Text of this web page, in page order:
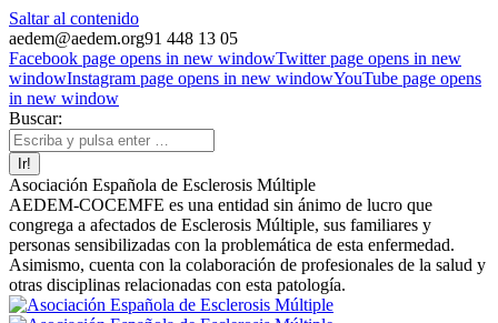
Saltar al contenido
aedem@aedem.org91 448 13 05
Facebook page opens in new windowTwitter page opens in new
windowInstagram page opens in new windowYouTube page opens
in new window
Buscar:
Asociación Española de Esclerosis Múltiple
AEDEM-COCEMFE es una entidad sin ánimo de lucro que
congrega a afectados de Esclerosis Múltiple, sus familiares y
personas sensibilizadas con la problemática de esta enfermedad.
Asimismo, cuenta con la colaboración de profesionales de la salud y
otras disciplinas relacionadas con esta patología.